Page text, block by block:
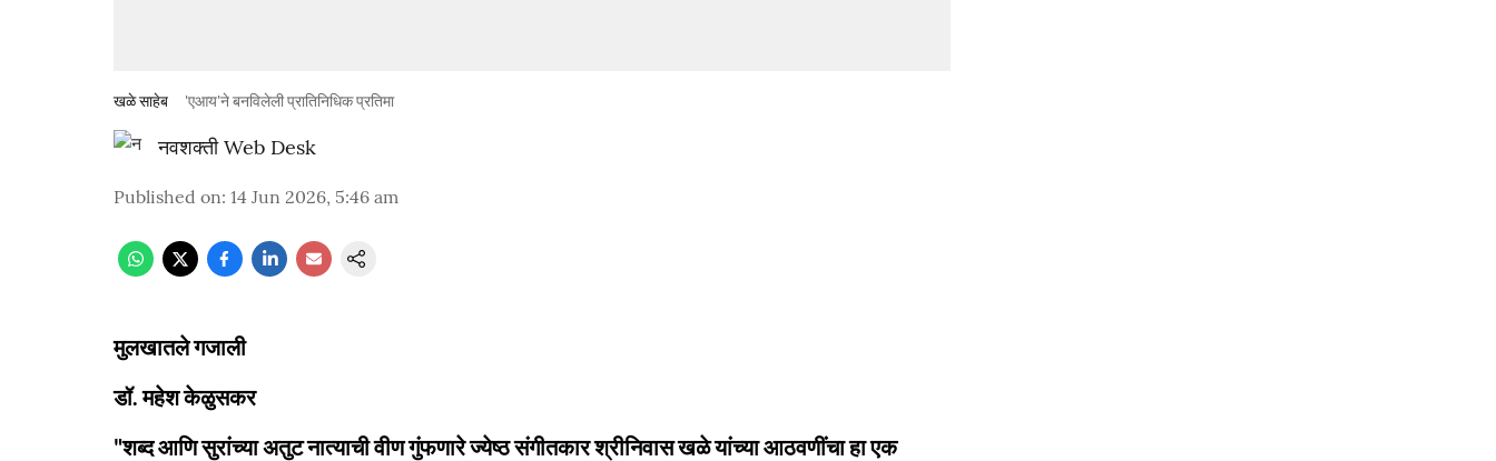
खळे साहेब 'एआय'ने बनविलेली प्रातिनिधिक प्रतिमा
नवशक्ती Web Desk
Published on: 14 Jun 2026, 5:46 am
मुलखातले गजाली
डॉ. महेश केळुसकर
"शब्द आणि सुरांच्या अतुट नात्याची वीण गुंफणारे ज्येष्ठ संगीतकार श्रीनिवास खळे यांच्या आठवणींचा हा एक